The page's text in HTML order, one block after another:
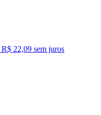
R$ 22,09 sem juros